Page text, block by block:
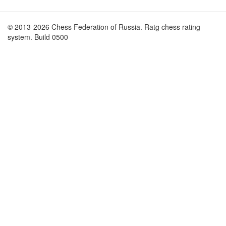
© 2013-2026 Chess Federation of Russia. Ratg chess rating
system. Build 0500